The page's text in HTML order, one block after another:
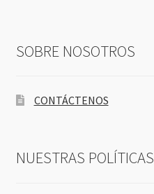
SOBRE NOSOTROS
CONTÁCTENOS
NUESTRAS POLÍTICAS